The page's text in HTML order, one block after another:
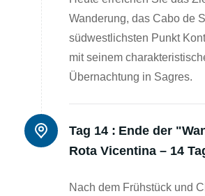
Wanderung, das Cabo de
südwestlichsten Punkt
mit seinem
Übernachtung in Sagres.
Tag 14 : Ende der
Rota Vicentina – 14
Nach dem Frühstück und